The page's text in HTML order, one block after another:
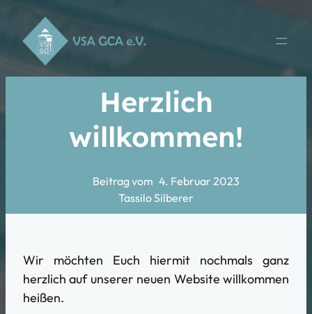
Herzlich
willkommen!
Beitrag vom 4. Februar 2023
Tassilo Silberer
Wir möchten Euch hiermit nochmals ganz
herzlich auf unserer neuen Website willkommen
heißen.